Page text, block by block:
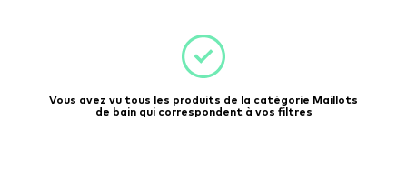
Vous avez vu tous les produits de la catégorie Maillots
de bain qui correspondent à vos filtres